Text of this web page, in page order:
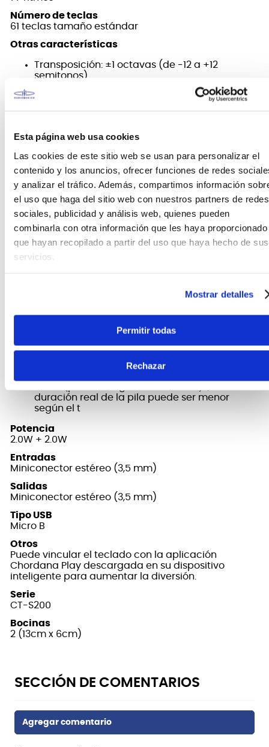
Esta página web usa cookies
Las cookies de este sitio web se usan para personalizar el
contenido y los anuncios, ofrecer funciones de redes
y analizar el tráfico. Además, compartimos información
el uso que haga del sitio web con nuestros partners de redes
sociales, publicidad y análisis web, quienes pueden
combinarla con otra información que les haya proporcionado
que hayan recopilado a partir del uso que haya hecho de sus
servicios.
Mostrar detalles
Permitir todas
Rechazar
Número de teclas
61 teclas tamaño estándar
Otras características
Transposición: ±1 octavas (de -12 a +12
semitonos)
Ajuste de sonido: A4 = de 415,5 a 465,9 Hz
(predeterminado inicial: 440 Hz)
5.5 watts
48 voces
92
Teclado personal
6 pilas alcalinas tamaño AA o pilas
funcionamiento continuo: aproximadamente
duración real de la pila puede ser menor
según el t
Potencia
2.0W + 2.0W
Entradas
Miniconector estéreo (3,5 mm)
Salidas
Miniconector estéreo (3,5 mm)
Tipo USB
Micro B
Otros
Puede vincular el teclado con la aplicación
Chordana Play descargada en su dispositivo
inteligente para aumentar la diversión.
Serie
CT-S200
Bocinas
2 (13cm x 6cm)